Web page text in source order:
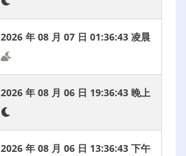
2026 年 08 月 07 日 01:36:44 凌晨
2026 年 08 月 06 日 19:36:44 晚上
2026 年 08 月 06 日 13:36:44 下午